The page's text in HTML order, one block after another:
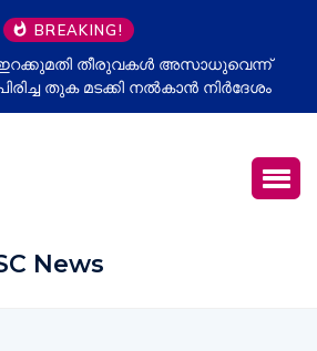
BREAKING!
ഇറക്കുമതി തീരുവകൾ അസാധുവെന്ന്
തുക മടക്കി നൽകാൻ നിർദേശം
News